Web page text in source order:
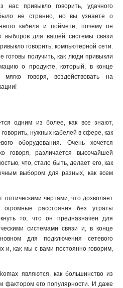
нас привыкло говорить, удачного
не странно, но вы узнаете о
кабеля и поймете, почему он
выборов для вашей системы связи
говорить, компьютерной сети.
готовы получить, как люди привыкли
о продукте, который, в конце
говоря, воздействовать на
одним из более, как все знают,
нужных кабелей в сфере, как
оборудования. Очень хочется
говоря, различается высочайшей
что, стало быть, делает его, как
выбором для разных, как всем
оптическими чертами, что дозволяет
расстояния без утраты
то, что он предназначен для
системами связи и, в конце
для подключения сетевого
и, как мы с вами постоянно говорим,
являются, как большинство из
фактором его популярности. И даже